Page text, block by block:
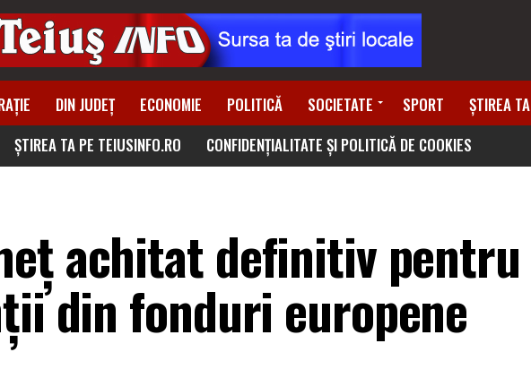
DIN JUDEȚ ECONOMIE POLITICĂ SOCIETATE SPORT ȘTIREA TA
ȘTIREA TA PE TEIUSINFO.RO CONFIDENȚIALITATE ȘI POLITICĂ DE COOKIES
achitat definitiv pentru
din fonduri europene